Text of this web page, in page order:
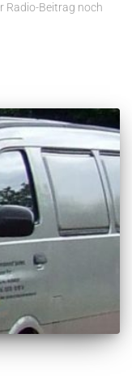
Radio-Beitrag noch